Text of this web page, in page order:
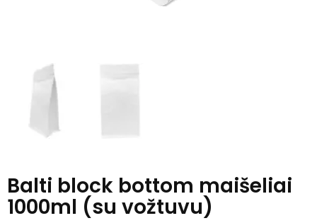
Balti block bottom maišeliai
1000ml (su vožtuvu)